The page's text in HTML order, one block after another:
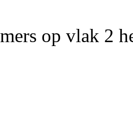
op vlak 2